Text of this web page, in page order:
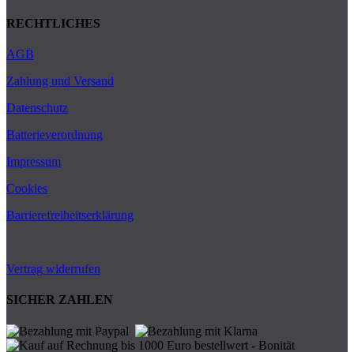
RECHTLICHES
AGB
Zahlung und Versand
Datenschutz
Batterieverordnung
Impressum
Cookies
Barrierefreiheitserklärung
Vertrag widerrufen
SICHER ZAHLEN